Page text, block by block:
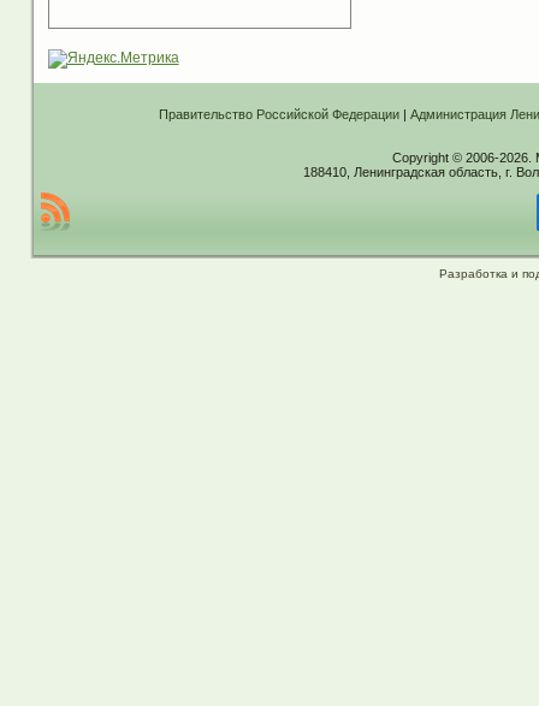
Правительство Российской Федерации| Администрация
Copyright © 2006-2026.
188410, Ленинградская область, г.
Разработка и